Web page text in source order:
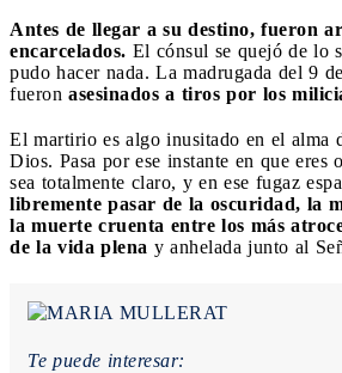
Antes de llegar a su destino, fueron
encarcelados. El cónsul se quejó de lo
pudo hacer nada. La madrugada del 9
fueron asesinados a tiros por los
El martirio es algo inusitado en el alma
Dios. Pasa por ese instante en que eres
sea totalmente claro, y en ese fugaz
libremente pasar de la oscuridad, la
la muerte cruenta entre los más
de la vida plena y anhelada junto al
Te puede interesar: